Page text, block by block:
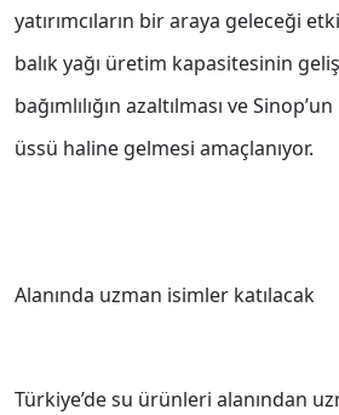
yatırımcıların bir araya geleceği
balık yağı üretim kapasitesinin
bağımlılığın azaltılması ve
üssü haline gelmesi amaçlanıyor.
Alanında uzman isimler katılacak
Türkiye’de su ürünleri alanından